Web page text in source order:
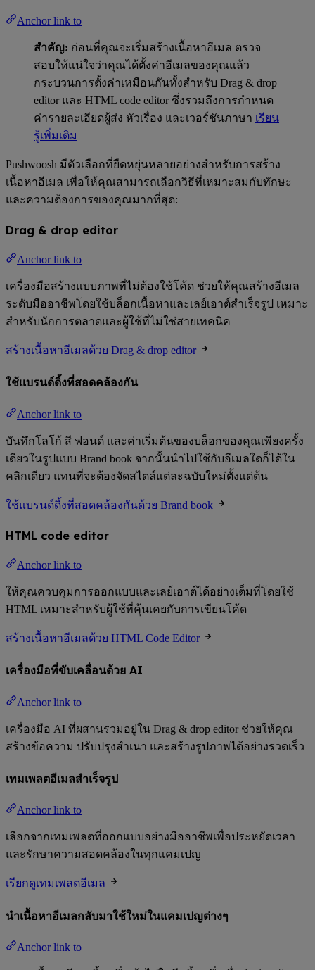
Anchor link to
สำคัญ: ก่อนที่คุณจะเริ่มสร้างเนื้อหาอีเมล ตรวจ
สอบให้แน่ใจว่าคุณได้ตั้งค่าอีเมลของคุณแล้ว
กระบวนการตั้งค่าเหมือนกันทั้งสำหรับ Drag & drop
editor และ HTML code editor ซึ่งรวมถึงการกำหนด
ค่ารายละเอียดผู้ส่ง หัวเรื่อง และเวอร์ชันภาษา เรียน
รู้เพิ่มเติม
Pushwoosh มีตัวเลือกที่ยืดหยุ่นหลายอย่างสำหรับการสร้าง
เนื้อหาอีเมล เพื่อให้คุณสามารถเลือกวิธีที่เหมาะสมกับทักษะ
และความต้องการของคุณมากที่สุด:
Drag & drop editor
Anchor link to
เครื่องมือสร้างแบบภาพที่ไม่ต้องใช้โค้ด ช่วยให้คุณสร้างอีเมล
ระดับมืออาชีพโดยใช้บล็อกเนื้อหาและเลย์เอาต์สำเร็จรูป เหมาะ
สำหรับนักการตลาดและผู้ใช้ที่ไม่ใช่สายเทคนิค
สร้างเนื้อหาอีเมลด้วย Drag & drop editor
ใช้แบรนด์ดิ้งที่สอดคล้องกัน
Anchor link to
บันทึกโลโก้ สี ฟอนต์ และค่าเริ่มต้นของบล็อกของคุณเพียงครั้ง
เดียวในรูปแบบ Brand book จากนั้นนำไปใช้กับอีเมลใดก็ได้ใน
คลิกเดียว แทนที่จะต้องจัดสไตล์แต่ละฉบับใหม่ตั้งแต่ต้น
ใช้แบรนด์ดิ้งที่สอดคล้องกันด้วย Brand book
HTML code editor
Anchor link to
ให้คุณควบคุมการออกแบบและเลย์เอาต์ได้อย่างเต็มที่โดยใช้
HTML เหมาะสำหรับผู้ใช้ที่คุ้นเคยกับการเขียนโค้ด
สร้างเนื้อหาอีเมลด้วย HTML Code Editor
เครื่องมือที่ขับเคลื่อนด้วย AI
Anchor link to
เครื่องมือ AI ที่ผสานรวมอยู่ใน Drag & drop editor ช่วยให้คุณ
สร้างข้อความ ปรับปรุงสำเนา และสร้างรูปภาพได้อย่างรวดเร็ว
เทมเพลตอีเมลสำเร็จรูป
Anchor link to
เลือกจากเทมเพลตที่ออกแบบอย่างมืออาชีพเพื่อประหยัดเวลา
และรักษาความสอดคล้องในทุกแคมเปญ
เรียกดูเทมเพลตอีเมล
นำเนื้อหาอีเมลกลับมาใช้ใหม่ในแคมเปญต่างๆ
Anchor link to